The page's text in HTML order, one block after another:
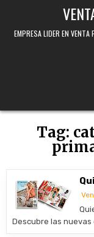
EMPRESA LIDER EN
Tag:
Descubre las